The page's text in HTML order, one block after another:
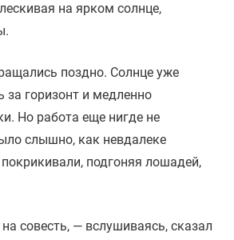
на ярком солнце,
поздно. Солнце уже
за горизонт и медленно
Но работа еще нигде не
слышно, как невдалеке
подгоняя лошадей,
совесть, — вслушиваясь, сказал